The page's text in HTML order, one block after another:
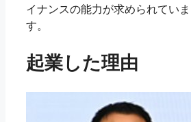
イナンスの能力が求められていま
す。
起業した理由